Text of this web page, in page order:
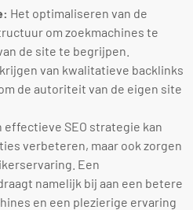
Het optimaliseren van de
om zoekmachines te
de site te begrijpen.
van kwalitatieve backlinks
de autoriteit van de eigen site
SEO strategie kan
verbeteren, maar ook zorgen
Een
namelijk bij aan een betere
en een plezierige ervaring